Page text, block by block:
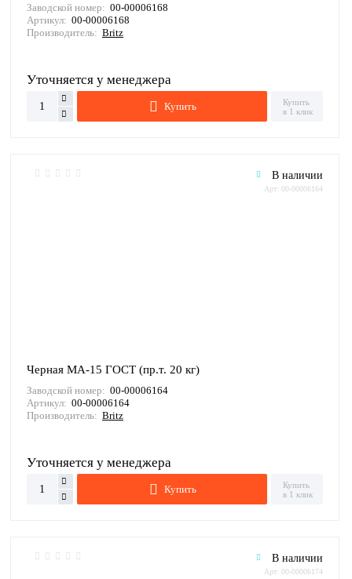
Заводской номер: 00-00006168
Артикул: 00-00006168
Производитель: Britz
Уточняется у менеджера
Купить
Купить
в 1 клик
В наличии
Арт: 00-00006164
Черная МА-15 ГОСТ (пр.т. 20 кг)
Заводской номер: 00-00006164
Артикул: 00-00006164
Производитель: Britz
Уточняется у менеджера
Купить
Купить
в 1 клик
В наличии
Арт: 00-00006174